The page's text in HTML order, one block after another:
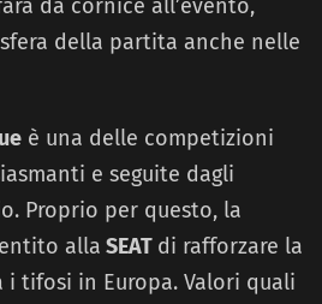
da cornice all’evento,
della partita anche nelle
è una delle competizioni
e seguite dagli
Proprio per questo, la
alla SEAT di rafforzare la
i tifosi in Europa. Valori quali